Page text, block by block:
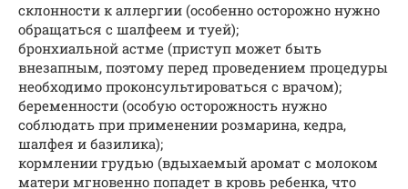
склонности к аллергии (особенно осторожно нужно
обращаться с шалфеем и туей);
бронхиальной астме (приступ может быть
внезапным, поэтому перед проведением процедуры
необходимо проконсультироваться с врачом);
беременности (особую осторожность нужно
соблюдать при применении розмарина, кедра,
шалфея и базилика);
кормлении грудью (вдыхаемый аромат с молоком
матери мгновенно попадет в кровь ребенка, что